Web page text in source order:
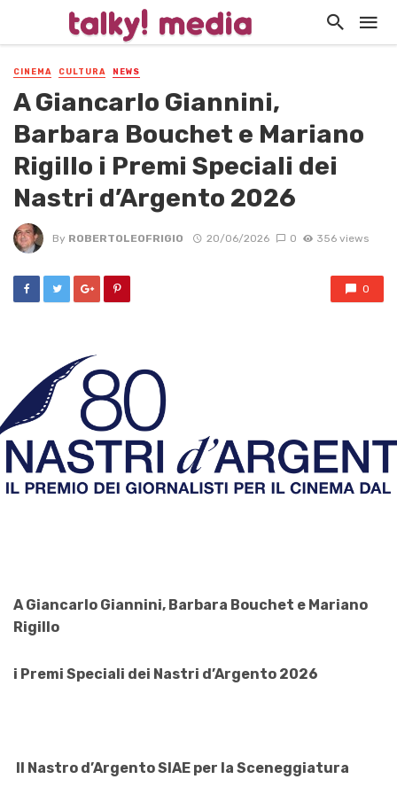
CINEMA CULTURA NEWS
A Giancarlo Giannini,
Barbara Bouchet e Mariano
Rigillo i Premi Speciali dei
Nastri d’Argento 2026
By ROBERTOLEOFRIGIO 20/06/2026 0 356 views
0
A Giancarlo Giannini, Barbara Bouchet e Mariano
Rigillo
i Premi Speciali dei Nastri d’Argento 2026
Il Nastro d’Argento SIAE per la Sceneggiatura